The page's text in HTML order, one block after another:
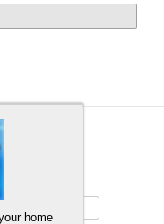
home